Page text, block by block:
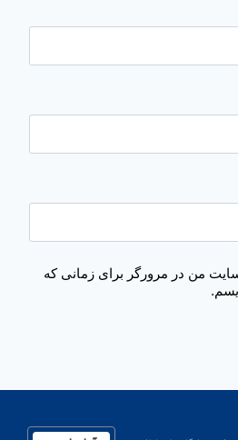
من در مرورگر برای زمانی که